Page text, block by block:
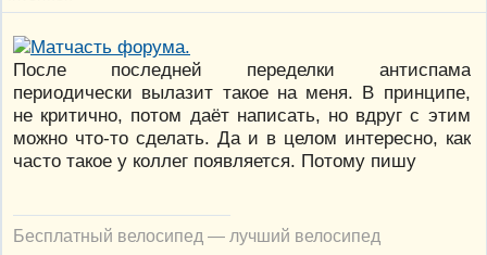
После последней переделки антиспама
периодически вылазит такое на меня. В принципе,
не критично, потом даёт написать, но вдруг с этим
можно что-то сделать. Да и в целом интересно, как
часто такое у коллег появляется. Потому пишу
Бесплатный велосипед — лучший велосипед